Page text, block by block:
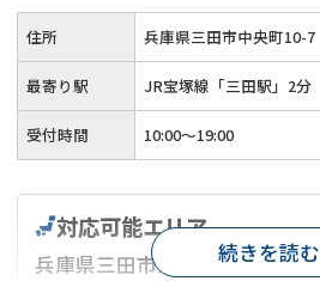
住所 兵庫県三田市中央町10-7
最寄り駅 JR宝塚線「三田駅」2分
受付時間 10:00～19:00
対応可能エリア
兵庫県三田市及び周辺地域
続きを読む